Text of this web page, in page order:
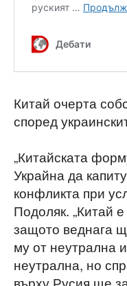
Китай очерта
според
„Китайската
Украйна да
конфликта при
Подоляк. „Китай
защото веднага
му от неутрална
неутрална, но
върху Русия ще